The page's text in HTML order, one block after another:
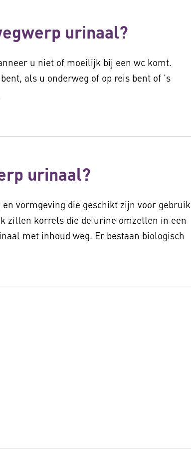
urinaal?
u niet of moeilijk bij een wc komt.
als u onderweg of op reis bent of 's
urinaal?
vormgeving die geschikt zijn voor gebruik
zitten korrels die de urine omzetten in een
met inhoud weg. Er bestaan biologisch